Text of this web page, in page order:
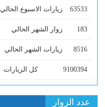
63533 زيارات الاسبوع الحالي
183 زوار الشهر الحالي
8516 زيارات الشهر الحالي
9100394 كل الزيارات
عدد الزوار